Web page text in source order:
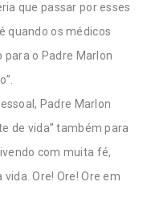
que passar por esses
quando os médicos
para o Padre Marlon
Padre Marlon
de vida” também para
com muita fé,
Ore! Ore! Ore em